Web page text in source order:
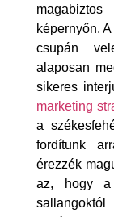
képernyőn.
csupán
alaposan
sikeres
marketing
a
fordítunk
érezzék
az, hogy a